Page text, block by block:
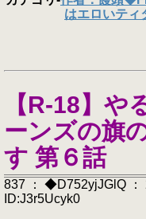
はエロいティ
【R-18】や
ーンズの旗
す 第６話
837 ： ◆D752yjJGlQ ：
ID:J3r5Ucyk0